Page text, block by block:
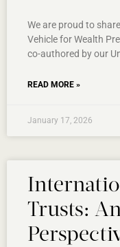
We are proud to
Vehicle for Wealth
co-authored by our
READ MORE »
January 17, 2026
Trusts: